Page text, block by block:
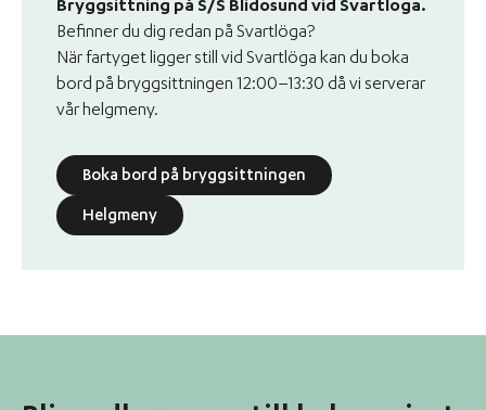
Bryggsittning på S/S Blidösund vid Svartlöga.
Befinner du dig redan på Svartlöga?
När fartyget ligger still vid Svartlöga kan du boka
bord på bryggsittningen 12:00–13:30 då vi serverar
vår helgmeny.
Boka bord på bryggsittningen
Helgmeny